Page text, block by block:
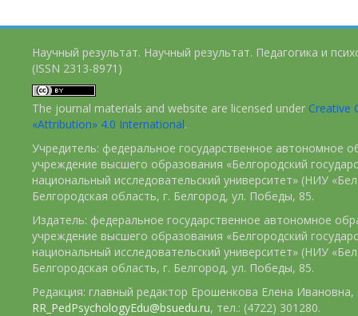
Научный результат. Научный результат. Педагогика и
(ISSN 2313-8971)
The journal materials and website are licensed under Creative
«Attribution» 4.0 International.
Учредитель: федеральное государственное автономное
учреждение высшего образования «Белгородский
национальный исследовательский университет» (НИУ
Белгородская область, г. Белгород, ул. Победы, 85.
Издатель: федеральное государственное автономное
учреждение высшего образования «Белгородский
национальный исследовательский университет» (НИУ
Белгородская область, г. Белгород, ул. Победы, 85.
Редакция: главный редактор Ерошенкова Елена Ивановна,
RR_PedPsychologyEdu@bsuedu.ru, тел.: (4722) 301280.